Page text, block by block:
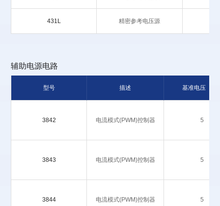
431L 精密参考电压源
辅助电源电路
型号 描述 基准电压（V
3842 电流模式(PWM)控制器 5
3843 电流模式(PWM)控制器 5
3844 电流模式(PWM)控制器 5